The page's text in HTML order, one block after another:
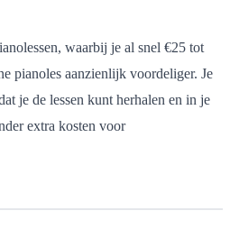
waarbij je al snel €25 tot
pianoles aanzienlijk voordeliger. Je
je de lessen kunt herhalen en in je
extra kosten voor